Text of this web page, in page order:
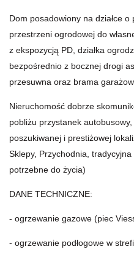
Dom posadowiony na działce
przestrzeni ogrodowej do
z ekspozycją PD, działka
bezpośrednio z bocznej drogi
przesuwna oraz brama
Nieruchomość dobrze
pobliżu przystanek autobusowy,
poszukiwanej i prestiżowej
Sklepy, Przychodnia,
potrzebne do życia)
DANE TECHNICZNE:
- ogrzewanie gazowe (piec
- ogrzewanie podłogowe w